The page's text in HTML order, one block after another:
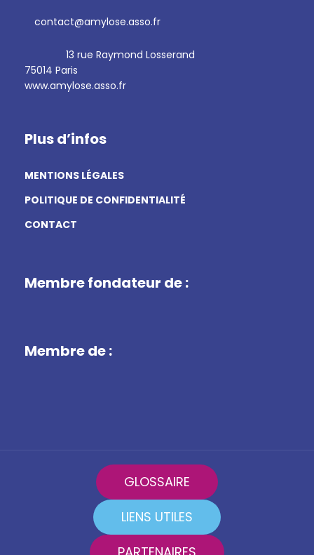
contact@amylose.asso.fr
13 rue Raymond Losserand
75014 Paris
www.amylose.asso.fr
Plus d’infos
MENTIONS LÉGALES
POLITIQUE DE CONFIDENTIALITÉ
CONTACT
Membre fondateur de :
Membre de :
GLOSSAIRE
LIENS UTILES